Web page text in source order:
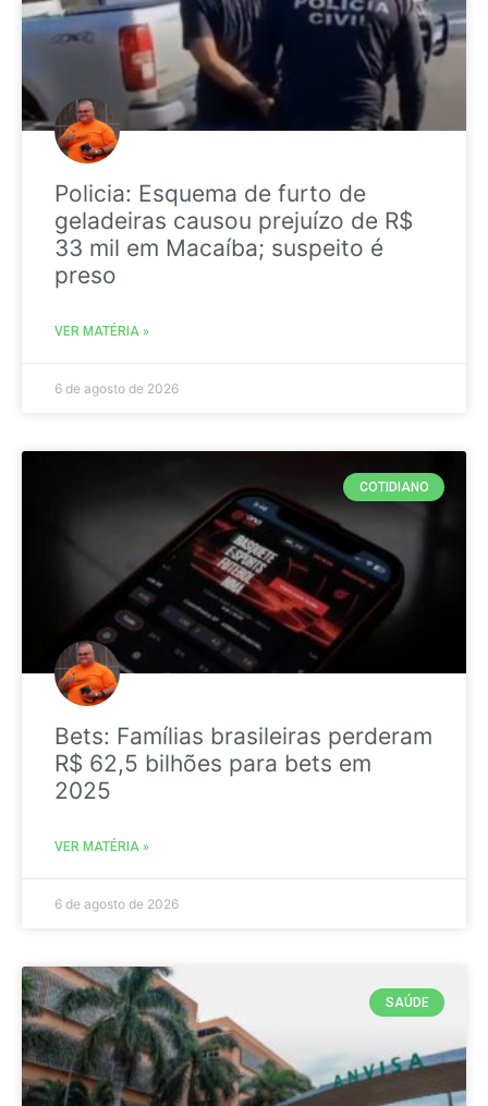
Policia: Esquema de furto de
geladeiras causou prejuízo de R$
33 mil em Macaíba; suspeito é
preso
VER MATÉRIA »
6 de agosto de 2026
COTIDIANO
Bets: Famílias brasileiras perderam
R$ 62,5 bilhões para bets em
2025
VER MATÉRIA »
6 de agosto de 2026
SAÚDE